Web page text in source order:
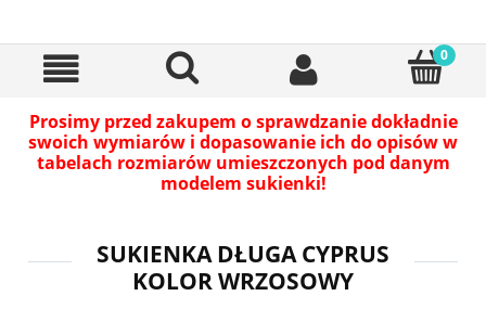
Prosimy przed zakupem o sprawdzanie dokładnie
swoich wymiarów i dopasowanie ich do opisów w
tabelach rozmiarów umieszczonych pod danym
modelem sukienki!
SUKIENKA DŁUGA CYPRUS
KOLOR WRZOSOWY